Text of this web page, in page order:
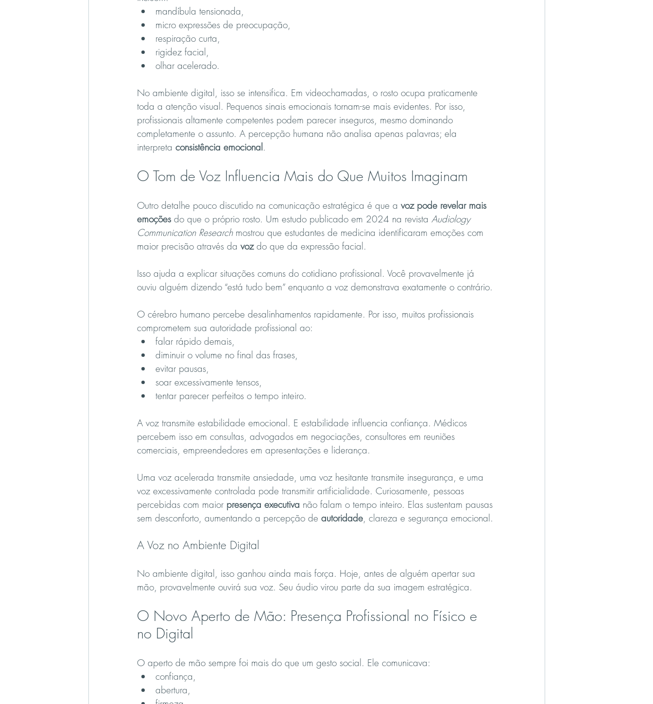
mandíbula tensionada,
micro expressões de preocupação,
respiração curta,
rigidez facial,
olhar acelerado.
No ambiente digital, isso se intensifica. Em videochamadas, o rosto ocupa praticamente
toda a atenção visual. Pequenos sinais emocionais tornam-se mais evidentes. Por isso,
profissionais altamente competentes podem parecer inseguros, mesmo dominando
completamente o assunto. A percepção humana não analisa apenas palavras; ela
interpreta consistência emocional.
O Tom de Voz Influencia Mais do Que Muitos Imaginam
Outro detalhe pouco discutido na comunicação estratégica é que a voz pode revelar mais
emoções do que o próprio rosto. Um estudo publicado em 2024 na revista Audiology
Communication Research mostrou que estudantes de medicina identificaram emoções com
maior precisão através da voz do que da expressão facial.
Isso ajuda a explicar situações comuns do cotidiano profissional. Você provavelmente já
ouviu alguém dizendo “está tudo bem” enquanto a voz demonstrava exatamente o contrário.
O cérebro humano percebe desalinhamentos rapidamente. Por isso, muitos profissionais
comprometem sua autoridade profissional ao:
falar rápido demais,
diminuir o volume no final das frases,
evitar pausas,
soar excessivamente tensos,
tentar parecer perfeitos o tempo inteiro.
A voz transmite estabilidade emocional. E estabilidade influencia confiança. Médicos
percebem isso em consultas, advogados em negociações, consultores em reuniões
comerciais, empreendedores em apresentações e liderança.
Uma voz acelerada transmite ansiedade, uma voz hesitante transmite insegurança, e uma
voz excessivamente controlada pode transmitir artificialidade. Curiosamente, pessoas
percebidas com maior presença executiva não falam o tempo inteiro. Elas sustentam pausas
sem desconforto, aumentando a percepção de autoridade, clareza e segurança emocional.
A Voz no Ambiente Digital
No ambiente digital, isso ganhou ainda mais força. Hoje, antes de alguém apertar sua
mão, provavelmente ouvirá sua voz. Seu áudio virou parte da sua imagem estratégica.
O Novo Aperto de Mão: Presença Profissional no Físico e
no Digital
O aperto de mão sempre foi mais do que um gesto social. Ele comunicava:
confiança,
abertura,